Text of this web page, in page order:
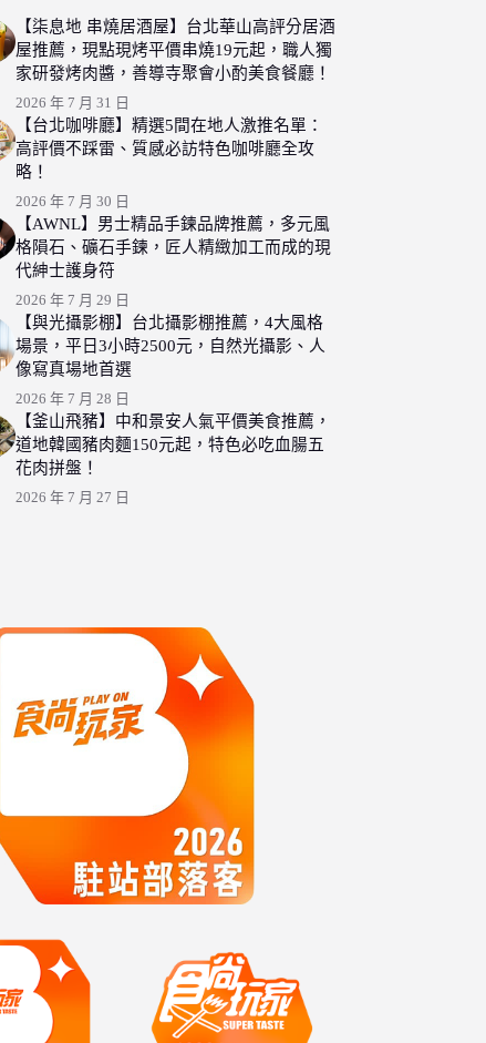
【柒息地 串燒居酒屋】台北華山高評分居酒
屋推薦，現點現烤平價串燒19元起，職人獨
家研發烤肉醬，善導寺聚會小酌美食餐廳！
2026 年 7 月 31 日
【台北咖啡廳】精選5間在地人激推名單：
高評價不踩雷、質感必訪特色咖啡廳全攻
略！
2026 年 7 月 30 日
【AWNL】男士精品手鍊品牌推薦，多元風
格隕石、礦石手鍊，匠人精緻加工而成的現
代紳士護身符
2026 年 7 月 29 日
【與光攝影棚】台北攝影棚推薦，4大風格
場景，平日3小時2500元，自然光攝影、人
像寫真場地首選
2026 年 7 月 28 日
【釜山飛豬】中和景安人氣平價美食推薦，
道地韓國豬肉麵150元起，特色必吃血腸五
花肉拼盤！
2026 年 7 月 27 日